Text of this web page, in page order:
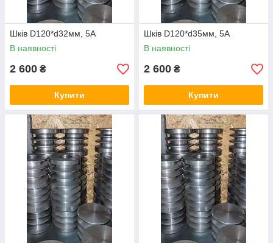
Шків D120*d32мм, 5А
В наявності
2 600 ₴
Купити
Шків D120*d35мм, 5А
В наявності
2 600 ₴
Купити